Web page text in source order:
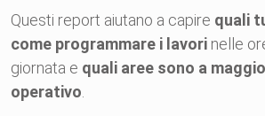
Questi report aiutano a capire quali
come programmare i lavori nelle
giornata e quali aree sono a
operativo